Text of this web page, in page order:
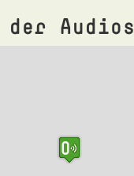
der Audios